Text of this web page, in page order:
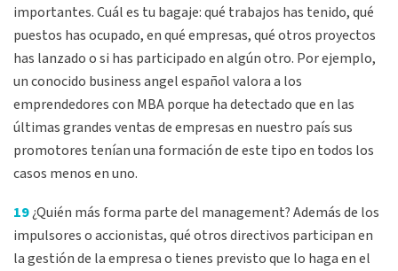
importantes. Cuál es tu bagaje: qué trabajos has tenido, qué
puestos has ocupado, en qué empresas, qué otros proyectos
has lanzado o si has participado en algún otro. Por ejemplo,
un conocido business angel español valora a los
emprendedores con MBA porque ha detectado que en las
últimas grandes ventas de empresas en nuestro país sus
promotores tenían una formación de este tipo en todos los
casos menos en uno.
19¿Quién más forma parte del management? Además de los
impulsores o accionistas, qué otros directivos participan en
la gestión de la empresa o tienes previsto que lo haga en el